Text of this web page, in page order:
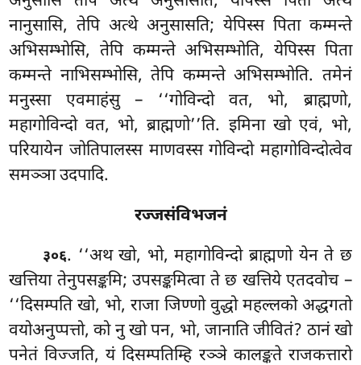
नानुसासि, तेपिअत्थे अनुसासति; येपिस्स पिता कम्मन्ते
अभिसम्भोसि, तेपि कम्मन्ते अभिसम्भोति, येपिस्स पिता
कम्मन्ते नाभिसम्भोसि, तेपि कम्मन्ते अभिसम्भोति. तमेनं
मनुस्सा एवमाहंसु – ‘‘गोविन्दो वत, भो, ब्राह्मणो,
महागोविन्दो वत, भो, ब्राह्मणो’’ति. इमिना खो एवं, भो,
परियायेन जोतिपालस्स माणवस्स गोविन्दो महागोविन्दोत्वेव
समञ्ञा उदपादि.
रज्जसंविभजनं
३०६. ‘‘अथ खो, भो, महागोविन्दो ब्राह्मणो येन ते छ
खत्तिया तेनुपसङ्कमि; उपसङ्कमित्वा ते छ खत्तिये एतदवोच –
‘‘दिसम्पति खो, भो, राजा जिण्णो वुद्धो महल्लको अद्धगतो
वयोअनुप्पत्तो, को नु खो पन, भो, जानाति जीवितं? ठानं खो
पनेतं विज्जति, यं दिसम्पतिम्हि रञ्ञे कालङ्कते राजकत्तारो